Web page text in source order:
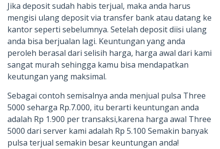
Jika deposit sudah habis terjual, maka anda harus
mengisi ulang deposit via transfer bank atau datang ke
kantor seperti sebelumnya. Setelah deposit diisi ulang
anda bisa berjualan lagi. Keuntungan yang anda
peroleh berasal dari selisih harga, harga awal dari kami
sangat murah sehingga kamu bisa mendapatkan
keutungan yang maksimal.
Sebagai contoh semisalnya anda menjual pulsa Three
5000 seharga Rp.7.000, itu berarti keuntungan anda
adalah Rp 1.900 per transaksi,karena harga awal Three
5000 dari server kami adalah Rp 5.100 Semakin banyak
pulsa terjual semakin besar keuntungan anda!